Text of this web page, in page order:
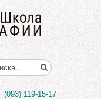
(093) 119-15-17